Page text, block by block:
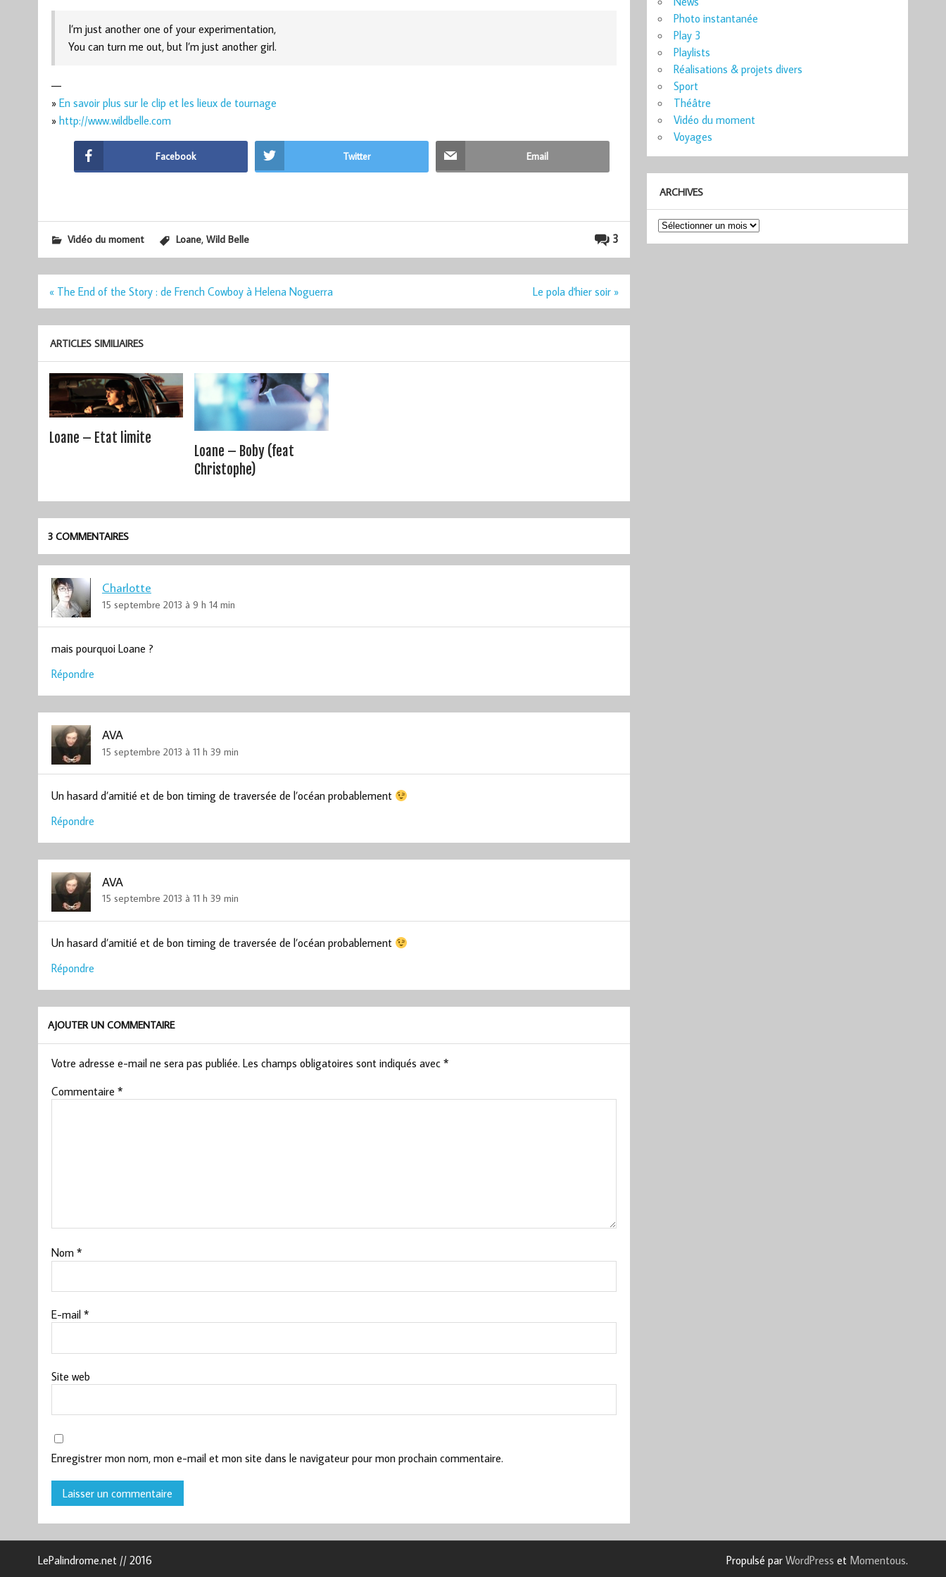
I’m just another one of your experimentation,
You can turn me out, but I’m just another girl.
—
» En savoir plus sur le clip et les lieux de tournage
» http://www.wildbelle.com
Facebook Twitter Email
3
Vidéo du moment Loane, Wild Belle
Navigation
l’article
« The End of the Story : de French Cowboy à Helena Noguerra Le pola d'hier soir »
ARTICLES SIMILIAIRES
Loane – Etat limite
Loane – Boby (feat
Christophe)
3 COMMENTAIRES
Charlotte
15 septembre 2013 à 9 h 14 min
mais pourquoi Loane ?
Répondre
AVA
15 septembre 2013 à 11 h 39 min
Un hasard d’amitié et de bon timing de traversée de l’océan probablement
Répondre
AVA
15 septembre 2013 à 11 h 39 min
Un hasard d’amitié et de bon timing de traversée de l’océan probablement
Répondre
AJOUTER UN COMMENTAIRE
Votre adresse e-mail ne sera pas publiée. Les champs obligatoires sont indiqués avec *
Commentaire *
Nom *
E-mail *
Site web
Enregistrer mon nom, mon e-mail et mon site dans le navigateur pour mon prochain commentaire.
Photo instantanée
Play 3
Playlists
Réalisations & projets divers
Sport
Théâtre
Vidéo du moment
Voyages
ARCHIVES
Archives
LePalindrome.net // 2016 Propulsé parWordPress et Momentous.